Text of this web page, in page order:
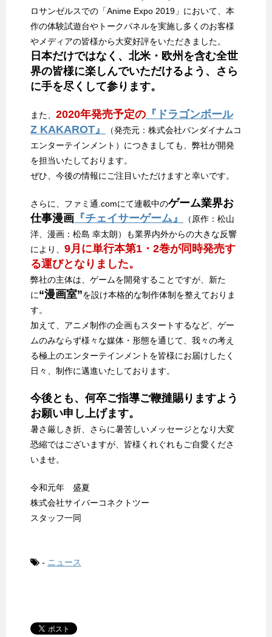
ロサンゼルスでの「Anime Expo 2019」において、本
作の体験試遊台やトークパネルを実施し多くのお客様
やメディアの皆様から大変好評をいただきました。
日本だけではなく、北米・欧州を含む全世
界の皆様に楽しんでいただけるよう、さら
に手を尽くして参ります。
また、 2020年発売予定の 『ドラゴンボール
Z KAKAROT』
（発売元：株式会社バンダイナムコ
エンターテインメント）につきましても、弊社が開発
を担当いたしております。
ぜひ、今後の情報にご注目いただけますと幸いです。
さらに、ファミ通.comにて連載中のゲーム業界お
仕事漫画 『チェイサーゲーム』
（原作：松山
洋、漫画：松島 幸太朗）も業界内外からの大きな反響
により、 9月に単行本第1・2巻が同時発売す
る運びとなりました。
弊社の主体は、ゲームを開発することですが、新た
に“漫画室”を設け本格的な制作体制を整えておりま
す。
加えて、アニメ制作の企画もスタートするなど、ゲー
ムのみならず様々な媒体・形態を通じて、我々の考え
る極上のエンターテインメントを皆様にお届けしたく
日々、制作に邁進いたしております。
今後とも、何卒ご指導ご鞭撻賜りますよう
お願い申し上げます。
暑さ厳しき折、さらに暑苦しいメッセージとなり大変
恐縮ではございますが、皆様くれぐれもご自愛くださ
いませ。
令和元年 盛夏
株式会社サイバーコネクトツー
スタッフ一同
- ニュース